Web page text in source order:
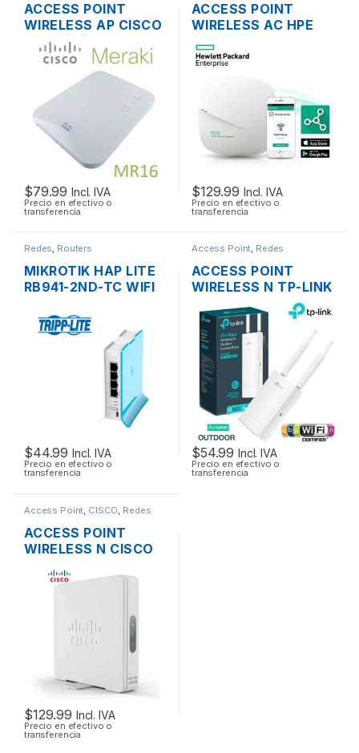
ACCESS POINT
WIRELESS AP CISCO
MERAKI MR16 DUAL
BAND 600 MBPS
SOPORTE POE
OUTDOOR
$79.99 Incl. IVA
Precio en efectivo o
transferencia
ACCESS POINT
WIRELESS AC HPE
JZ074A 1300MBPS
OFFICECONNECT
DUAL BAND GIGABIT
POE
$129.99 Incl. IVA
Precio en efectivo o
transferencia
Redes Routers
MIKROTIK HAP LITE
RB941-2ND-TC WIFI
PUERTOS 10/100
$44.99 Incl. IVA
Precio en efectivo o
transferencia
Access Point Redes
ACCESS POINT
WIRELESS N TP-LINK
EAP110 2.4GHZ DOS
ANTENAS 3DBI.
300MBPS POE
OUTDOOR
$54.99 Incl. IVA
Precio en efectivo o
transferencia
Access Point CISCO Redes
ACCESS POINT
WIRELESS N CISCO
NA DUAL BAND
SOPORTE POE +
FUENTE
$129.99 Incl. IVA
Precio en efectivo o
transferencia